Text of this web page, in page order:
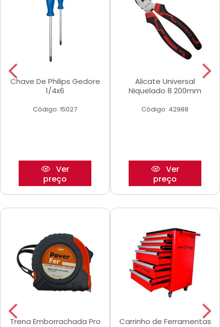
Chave De Philips Gedore
1/4x6
Código: 15027
Ver
preço
Alicate Universal
Niquelado 8 200mm
Código: 42988
Ver
preço
Trena Emborrachada Pro
Carrinho de Ferramentas